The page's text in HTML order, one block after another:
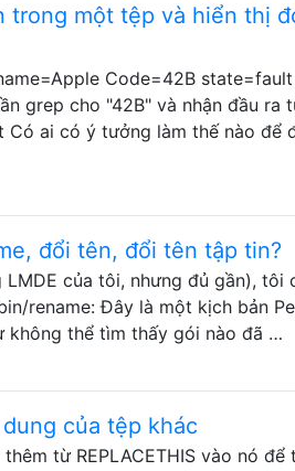
trong một tệp và hiển thị
Code=42B state=fault
grep cho "42B" và nhận đầu ra
Có ai có ý tưởng làm thế nào để
đổi tên, đổi tên tập tin?
của tôi, nhưng đủ gần), tôi
rename: Đây là một kịch bản
không thể tìm thấy gói nào đã …
của tệp khác
từ REPLACETHIS vào nó để